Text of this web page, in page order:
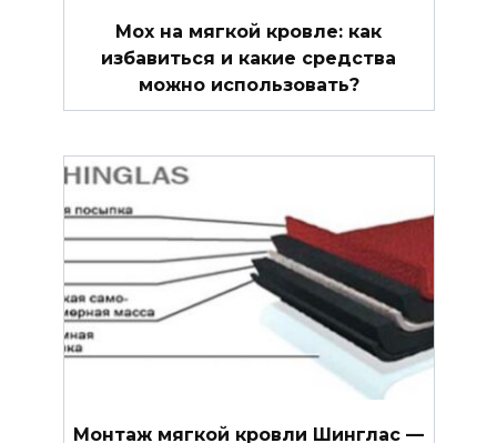
Мох на мягкой кровле: как
избавиться и какие средства
можно использовать?
Монтаж мягкой кровли Шинглас —